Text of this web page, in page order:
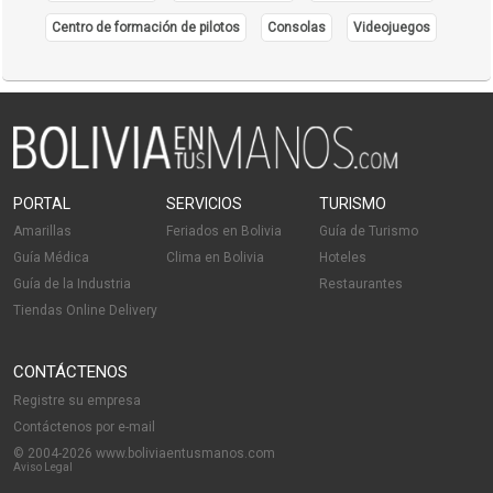
Insumos odontológicos
Centro de formación de pilotos Consolas Videojuegos
PORTAL
Amarillas
Guía Médica
Guía de la Industria
Tiendas Online Delivery
SERVICIOS
Feriados en Bolivia
Clima en Bolivia
TURISMO
Guía de Turismo
Hoteles
Restaurantes
CONTÁCTENOS
Registre su empresa
Contáctenos por e-mail
© 2004-2026 www.boliviaentusmanos.com
Aviso Legal